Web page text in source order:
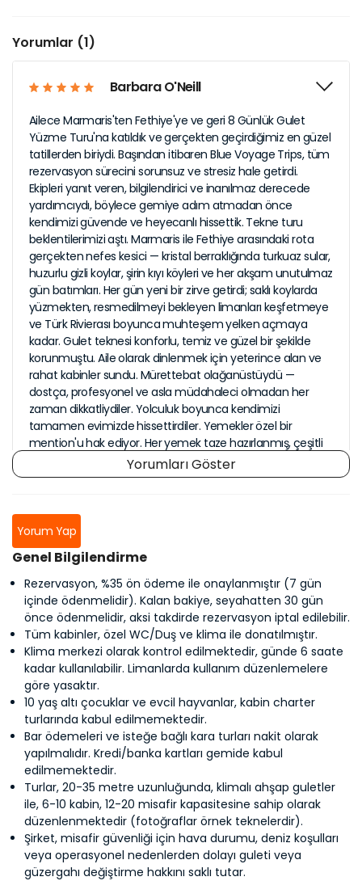
Yorumlar (1)
Barbara O'Neill
Ailece Marmaris'ten Fethiye'ye ve geri 8 Günlük Gulet
Yüzme Turu'na katıldık ve gerçekten geçirdiğimiz en güzel
tatillerden biriydi. Başından itibaren Blue Voyage Trips, tüm
rezervasyon sürecini sorunsuz ve stresiz hale getirdi.
Ekipleri yanıt veren, bilgilendirici ve inanılmaz derecede
yardımcıydı, böylece gemiye adım atmadan önce
kendimizi güvende ve heyecanlı hissettik. Tekne turu
beklentilerimizi aştı. Marmaris ile Fethiye arasındaki rota
gerçekten nefes kesici — kristal berraklığında turkuaz sular,
huzurlu gizli koylar, şirin kıyı köyleri ve her akşam unutulmaz
gün batımları. Her gün yeni bir zirve getirdi; saklı koylarda
yüzmekten, resmedilmeyi bekleyen limanları keşfetmeye
ve Türk Rivierası boyunca muhteşem yelken açmaya
kadar. Gulet teknesi konforlu, temiz ve güzel bir şekilde
korunmuştu. Aile olarak dinlenmek için yeterince alan ve
rahat kabinler sundu. Mürettebat olağanüstüydü —
dostça, profesyonel ve asla müdahaleci olmadan her
zaman dikkatliydiler. Yolculuk boyunca kendimizi
tamamen evimizde hissettirdiler. Yemekler özel bir
mention'u hak ediyor. Her yemek taze hazırlanmış, çeşitli
ve lezzetliydi — geleneksel Türk yemekleri, taze deniz
ürünleri, canlı salatalar ve ev yapımı tatlılar. Deniz
unutulmaz bir deneyime dönüştürdü. Bu 8 günlük yelken
macerası, dinlenme, keşif ve kaliteli aile zamanı için
mükemmel bir kombinasyondı. Harika anılar, muhteşem
fotoğraflar ve her şeyi yeniden yapma arzusu ile eve
döndük. Marmaris'ten Fethiye'ye bir gulet turu
düşünüyorsanız, Blue Voyage Trips ile rezervasyon
yapmanızı içtenlikle öneririz. Baştan sona hatasız,
unutulmaz bir aile tatiliydi... Barbara, Sydney'den
27 Eylül 2025
Yorumları Göster
Yorum Yap
Genel Bilgilendirme
Rezervasyon, %35 ön ödeme ile onaylanmıştır (7 gün
içinde ödenmelidir). Kalan bakiye, seyahatten 30 gün
önce ödenmelidir, aksi takdirde rezervasyon iptal edilebilir.
Tüm kabinler, özel WC/Duş ve klima ile donatılmıştır.
Klima merkezi olarak kontrol edilmektedir, günde 6 saate
kadar kullanılabilir. Limanlarda kullanım düzenlemelere
göre yasaktır.
10 yaş altı çocuklar ve evcil hayvanlar, kabin charter
turlarında kabul edilmemektedir.
Bar ödemeleri ve isteğe bağlı kara turları nakit olarak
yapılmalıdır. Kredi/banka kartları gemide kabul
edilmemektedir.
Turlar, 20-35 metre uzunluğunda, klimalı ahşap guletler
ile, 6-10 kabin, 12-20 misafir kapasitesine sahip olarak
düzenlenmektedir (fotoğraflar örnek teknelerdir).
Şirket, misafir güvenliği için hava durumu, deniz koşulları
veya operasyonel nedenlerden dolayı guleti veya
güzergahı değiştirme hakkını saklı tutar.